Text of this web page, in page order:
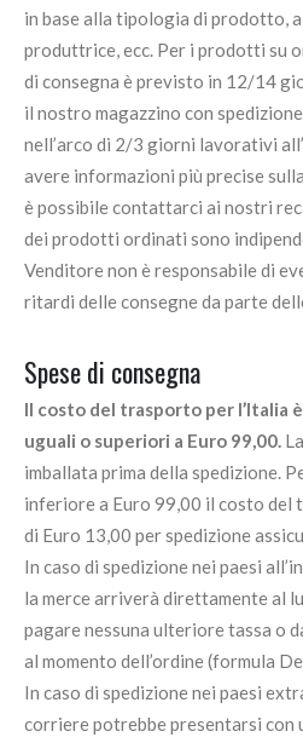
in base alla tipologia di prodotto,
produttrice, ecc. Per i prodotti su
di consegna è previsto in 12/14
il nostro magazzino con
nell’arco di 2/3 giorni lavorativi
avere informazioni più precise
è possibile contattarci ai nostri
dei prodotti ordinati sono
Venditore non è responsabile di
ritardi delle consegne da parte
Spese di consegna
Il costo del trasporto per l’Italia
uguali o superiori a Euro 99,00.
imballata prima della spedizione.
inferiore a Euro 99,00 il costo del
di Euro 13,00 per spedizione
In caso di spedizione nei paesi
la merce arriverà direttamente al
pagare nessuna ulteriore tassa o
al momento dell’ordine (formula
In caso di spedizione nei paesi
corriere potrebbe presentarsi con